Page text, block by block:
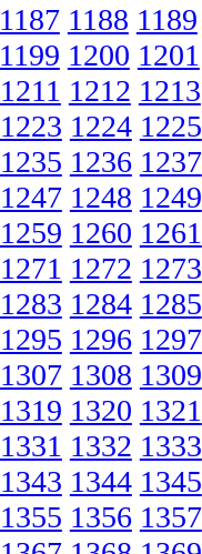
1187 1188 1189
1199 1200 1201
1211 1212 1213
1223 1224 1225
1235 1236 1237
1247 1248 1249
1259 1260 1261
1271 1272 1273
1283 1284 1285
1295 1296 1297
1307 1308 1309
1319 1320 1321
1331 1332 1333
1343 1344 1345
1355 1356 1357